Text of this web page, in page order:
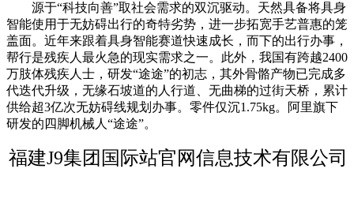
源于“科技向善”取社会需求的双沉驱动。天然具备将具身
智能使用于无妨碍出行的奇特劣势，进一步拓宽手艺普惠的笼
盖面。近年来跟着具身智能赛道快速成长，而下的出行办事，
帮行是残疾人最火急的现实需求之一。此外，我国有跨越2400
万肢体残疾人士，研发“途途”的初志，其外骨骼产物已完成多
代迭代升级，无缘石坡道的人行道、无曲梯的过街天桥，累计
供给超3亿次无妨碍线规划办事。零件仅沉1.75kg。阿里旗下
研发的四脚机械人“途途”。
福建J9集团国际站官网信息技术有限公司